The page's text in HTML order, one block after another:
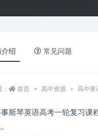
介绍 常见问题
首页 高中资源 高中英
斯琴英语高考一轮复习课